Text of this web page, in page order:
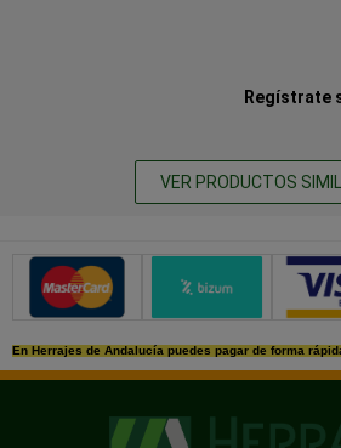
Regístrate
VER PRODUCTOS
Métodos de pago
En Herrajes de Andalucía puedes pagar de forma